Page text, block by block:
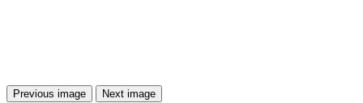
Previous image Next image